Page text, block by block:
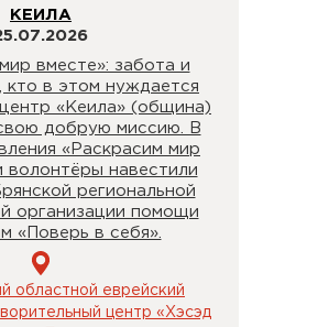
КЕИЛА
вместе»: забота и
кто в этом нуждается
«Кеила» (община)
добрую миссию. В
«Раскрасим мир
волонтёры навестили
региональной
организации помощи
«Поверь в себя».
областной еврейский
центр «Хэсэд